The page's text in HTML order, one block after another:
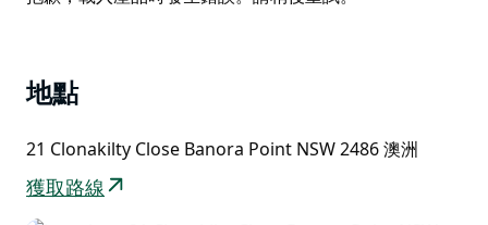
地點
21 Clonakilty Close Banora Point NSW 2486 澳洲
獲取路線